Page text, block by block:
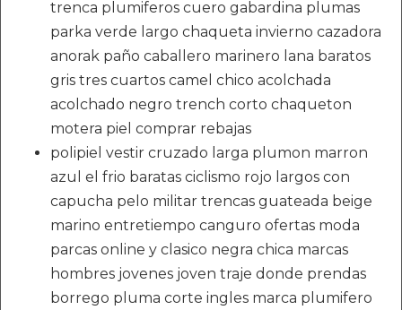
trenca plumiferos cuero gabardina plumas
parka verde largo chaqueta invierno cazadora
anorak paño caballero marinero lana baratos
gris tres cuartos camel chico acolchada
acolchado negro trench corto chaqueton
motera piel comprar rebajas
polipiel vestir cruzado larga plumon marron
azul el frio baratas ciclismo rojo largos con
capucha pelo militar trencas guateada beige
marino entretiempo canguro ofertas moda
parcas online y clasico negra chica marcas
hombres jovenes joven traje donde prendas
borrego pluma corte ingles marca plumifero